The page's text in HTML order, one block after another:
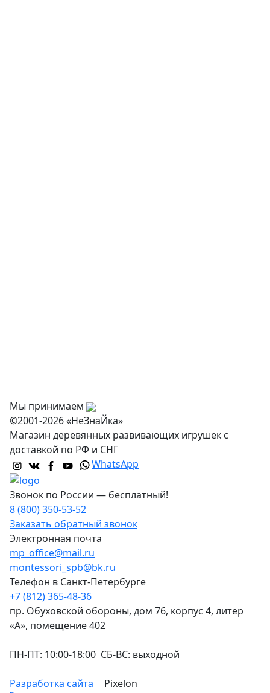
Мы принимаем
©2001-2026 «НеЗнаЙка»
Магазин деревянных развивающих игрушек с
доставкой по РФ и СНГ
WhatsApp
Звонок по России — бесплатный!
8 (800) 350-53-52
Заказать обратный звонок
Электронная почта
mp_office@mail.ru
montessori_spb@bk.ru
Телефон в Санкт-Петербурге
+7 (812) 365-48-36
пр. Обуховской обороны, дом 76, корпус 4, литер
«А», помещение 402
ПН-ПТ: 10:00-18:00 СБ-ВС: выходной
Разработка сайта Pixelon